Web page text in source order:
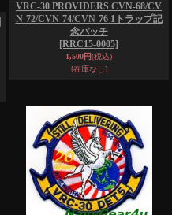
VRC-30 PROVIDERS CVN-68/CV
N-72/CVN-74/CVN-76 1トラップ記
念パッチ
[RRC15-0005]
1,500円(税込)
[在庫なし]